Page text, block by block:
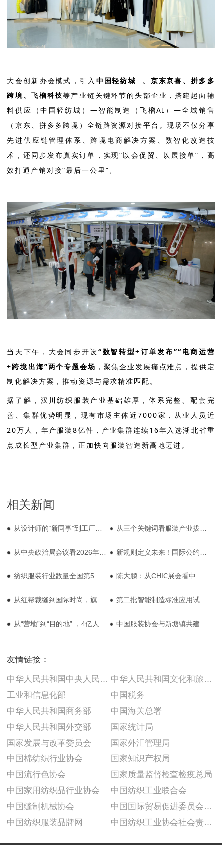
大会创新办会模式，引入 中国轻纺城
、京东京喜、拼多多
跨境、飞榴科技等产业链关键环节的头部企业，搭建起面辅
料供应（中国轻纺城）—智能制造（飞榴AI）—全域销售
（京东、拼多多跨境）全链路资源对接平台。现场不仅分享
先进供应链管理体系、跨境电商解决方案、数智化改造技
术，还同步发布真实订单，实现“以会促贸、以展接单”，高
效打通产销对接“最后一公里”。
当天下午，大会同步开设“数智转型+订单发布”“电商运营
+跨境出海”两个专题会场 ，聚焦企业发展痛点难点，提供定
制化解决方案，推动资源与需求精准匹配。
据了解，汉川纺织服装产业基础雄厚，体系完整、配套完
善、集群优势明显，现有市场主体近7000家，从业人员近
20万人，年产服装8亿件，产业集群连续16年入选湖北省重
点成长型产业集群，正加快向服装智造新高地迈进。
相关新闻
从设计师的“新同事”到工厂的“智慧大脑”：AI时代服装产业的换挡提速 从三个关键词看服装产业拔节生长
从中央政治局会议看2026年经济工作方向 新规则定义未来！国际公约、绿色标准、数字护照……从昂高•绿色发展发布窥见贸易新棋局
纺织服装行业数量全国第5，《2025年5G工厂名录》发布 陈大鹏：从CHIC展会看中国服装产业的韧性突围
从红帮裁缝到国际时尚，旗袍的守正与创新主题论坛在奉化溪口成功举办 第二批智能制造标准应用试点项目名单公布，雅戈尔、阳光、新凤鸣等入选
从“营地”到“目的地” ，4亿人一起解锁户外运动新场景 中国服装协会与新塘镇共建数字化牛仔示范车间研讨会成功举办，助力新塘牛仔发展智能制造
友情链接：
中华人民共和国中央人民政府
工业和信息化部
中华人民共和国商务部
中华人民共和国外交部
国家发展与改革委员会
中华人民共和国文化和旅游部
中国税务
中国海关总署
国家统计局
国家外汇管理局
中国棉纺织行业协会
中国流行色协会
中国家用纺织品行业协会
中国缝制机械协会
中国纺织服装品牌网
国家知识产权局
国家质量监督检查检疫总局
中国纺织工业联合会
中国国际贸易促进委员会纺织行业分会
中国纺织工业协会社会责任建设推广委员会